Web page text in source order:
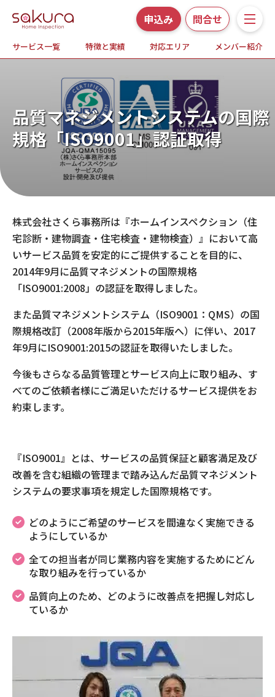
申込み 問合せ
サービス一覧 特徴と実績 対応エリア メンバー紹介
サービス一覧
さくら事務所の特徴と実績
ホームインスペクションとは
対応エリア
メンバー紹介
よくある質問
お知らせ・プレスリリース
現場事例・お役立ちコラム
さくら事務所について
品質マネジメントシステムの国際
規格「ISO9001」認証取得
株式会社さくら事務所は『ホームインスペクション（住
宅診断・建物調査・住宅検査・建物検査）』において高
いサービス品質を安定的にご提供することを目的に、
2014年9月に品質マネジメントの国際規格
「ISO9001:2008」の認証を取得しました。
また品質マネジメントシステム（ISO9001：QMS）の国
際規格改訂（2008年版から2015年版へ）に伴い、2017
年9月にISO9001:2015の認証を取得いたしました。
今後もさらなる品質管理とサービス向上に取り組み、す
べてのご依頼者様にご満足いただけるサービス提供をお
約束します。
『ISO9001』とは、サービスの品質保証と顧客満⾜及び
改善を含む組織の管理まで踏み込んだ品質マネジメント
システムの要求事項を規定した国際規格です。
どのようにご希望のサービスを間違なく実施できる
ようにしているか
全ての担当者が同じ業務内容を実施するためにどん
な取り組みを行っているか
品質向上のため、どのように改善点を把握し対応し
ているか